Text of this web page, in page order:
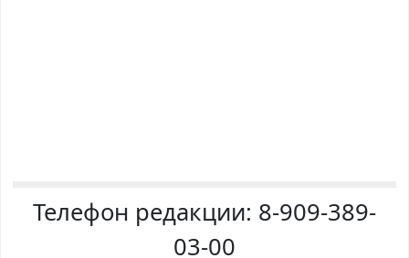
Телефон редакции: 8-909-389-
03-00